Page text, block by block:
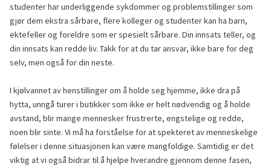
studenter har underliggende sykdommer og problemstillinger som
gjør dem ekstra sårbare, flere kolleger og studenter kan ha barn,
ektefeller og foreldre som er spesielt sårbare. Din innsats teller, og
din innsats kan redde liv. Takk for at du tar ansvar, ikke bare for deg
selv, men også for din neste.
I kjølvannet av henstillinger om å holde seg hjemme, ikke dra på
hytta, unngå turer i butikker som ikke er helt nødvendig og å holde
avstand, blir mange mennesker frustrerte, engstelige og redde,
noen blir sinte. Vi må ha forståelse for at spekteret av menneskelige
følelser i denne situasjonen kan være mangfoldige. Samtidig er det
viktig at vi også bidrar til å hjelpe hverandre gjennom denne fasen,